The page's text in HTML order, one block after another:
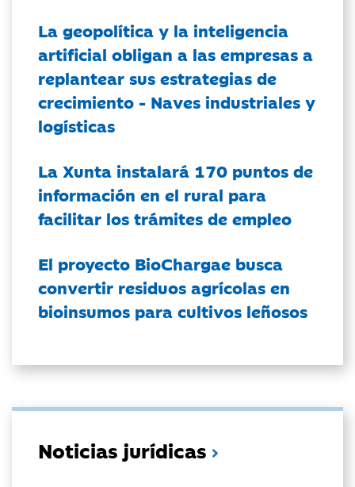
La geopolítica y la inteligencia
artificial obligan a las empresas a
replantear sus estrategias de
crecimiento - Naves industriales y
logísticas
La Xunta instalará 170 puntos de
información en el rural para
facilitar los trámites de empleo
El proyecto BioChargae busca
convertir residuos agrícolas en
bioinsumos para cultivos leñosos
Noticias jurídicas